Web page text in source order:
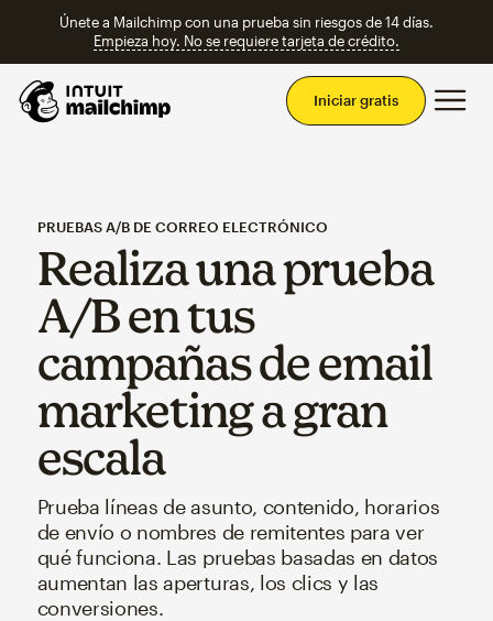
Únete a Mailchimp con una prueba sin riesgos de 14 días.
Empieza hoy. No se requiere tarjeta de crédito.
Iniciar gratis
PRUEBAS A/B DE CORREO ELECTRÓNICO
Realiza una prueba
A/B en tus
campañas de email
marketing a gran
escala
Prueba líneas de asunto, contenido, horarios
de envío o nombres de remitentes para ver
qué funciona. Las pruebas basadas en datos
aumentan las aperturas, los clics y las
conversiones.